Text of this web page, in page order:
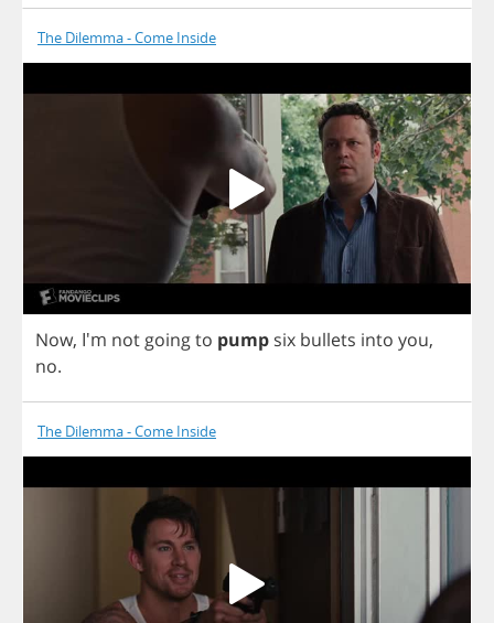
The Dilemma - Come Inside
Now, I'm notgoingto pump six bullets into you,
no.
The Dilemma - Come Inside